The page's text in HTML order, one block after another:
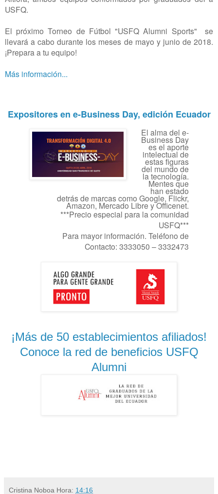
USFQ.
El próximo Torneo de Fútbol "USFQ Alumni Sports" se
llevará a cabo durante los meses de mayo y junio de 2018.
¡Prepara a tu equipo!
Más información...
Expositores en e-Business Day, edición Ecuador
El alma del e-
Business Day
es el aporte
intelectual de
estas figuras
del mundo de
la tecnología.
Mentes que
han estado
detrás de marcas como Google, Flickr,
Amazon, Mercado Libre y Officenet.
***Precio especial para la comunidad
USFQ***
Para mayor información. Teléfono de
Contacto: 3333050 – 3332473
¡Más de 50 establecimientos afiliados!
Conoce la red de beneficios USFQ
Alumni
Cristina Noboa Hora: 14:16